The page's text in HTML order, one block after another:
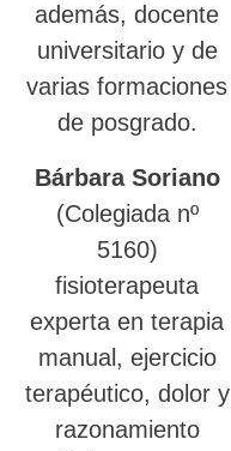
además, docente
universitario y de
varias formaciones
de posgrado.
Bárbara Soriano
(Colegiada nº
5160)
fisioterapeuta
experta en terapia
manual, ejercicio
terapéutico, dolor y
razonamiento